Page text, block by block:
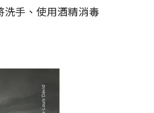
手、使用酒精消毒